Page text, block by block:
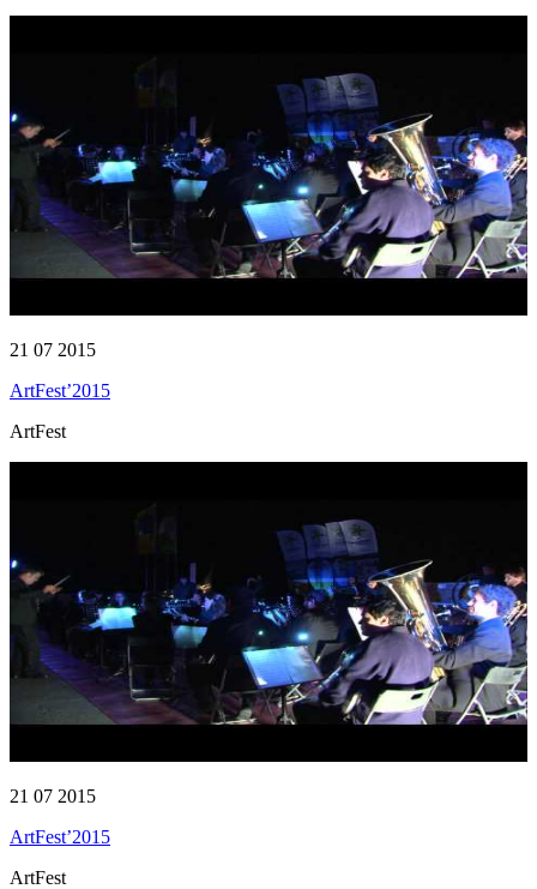
21 07 2015
ArtFest’2015
ArtFest
21 07 2015
ArtFest’2015
ArtFest